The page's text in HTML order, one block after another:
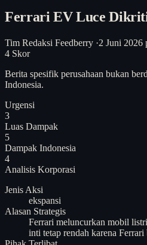
Ferrari EV Luce
Tim Redaksi Feedberry ·2 Juni 2026
4 Skor
Berita spesifik perusahaan bukan
Indonesia.
Urgensi
3
Luas Dampak
5
Dampak Indonesia
4
Analisis Korporasi
Jenis Aksi
ekspansi
Alasan Strategis
Ferrari meluncurkan mobil
inti tetap rendah karena